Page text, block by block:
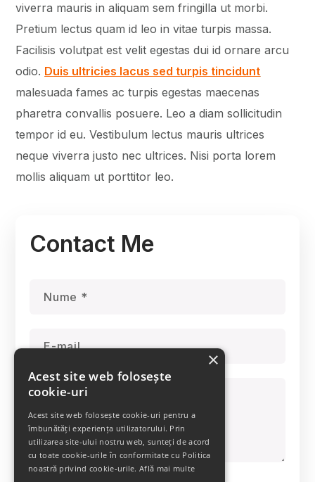
viverra mauris in aliquam sem fringilla ut morbi.
Pretium lectus quam id leo in vitae turpis massa.
Facilisis volutpat est velit egestas dui id ornare arcu
odio. Duis ultricies lacus sed turpis tincidunt
malesuada fames ac turpis egestas maecenas
pharetra convallis posuere. Leo a diam sollicitudin
tempor id eu. Vestibulum lectus mauris ultrices
neque viverra justo nec ultrices. Nisi porta lorem
mollis aliquam ut porttitor leo.
Contact Me
×
Acest site web folosește
cookie-uri
Acest site web folosește cookie-uri pentru a
îmbunătăți experiența utilizatorului. Prin
utilizarea site-ului nostru web, sunteți de acord
cu toate cookie-urile în conformitate cu Politica
noastră privind cookie-urile.Află mai multe